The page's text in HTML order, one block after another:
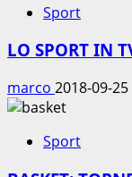
Sport
LO SPORT IN
marco 2018-09-25
Sport